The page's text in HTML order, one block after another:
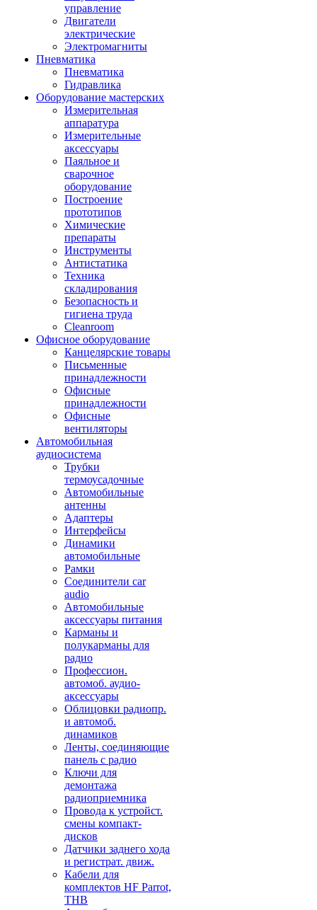
управление
Двигатели
электрические
Электромагниты
Пневматика
Пневматика
Гидравлика
Оборудование мастерских
Измерительная
аппаратура
Измерительные
аксессуары
Паяльное и
сварочное
оборудование
Построение
прототипов
Химические
препараты
Инструменты
Aнтистатика
Техника
складирования
Безопасность и
гигиена труда
Cleanroom
Офисное оборудование
Канцелярские товары
Письменные
принадлежности
Офисные
принадлежности
Офисные
вентиляторы
Автомобильная
аудиосистема
Трубки
термоусадочные
Автомобильные
антенны
Адаптеры
Интерфейсы
Динамики
автомобильные
Рамки
Соединители car
audio
Автомобильные
аксессуары питания
Карманы и
полукарманы для
радио
Профессион.
автомоб. аудио-
аксессуары
Облицовки радиопр.
и автомоб.
динамиков
Ленты, соединяющие
панель с радио
Ключи для
демонтажа
радиоприемника
Провода к устройст.
смены компакт-
дисков
Датчики заднего хода
и регистрат. движ.
Кабели для
комплектов HF Parrot,
THB